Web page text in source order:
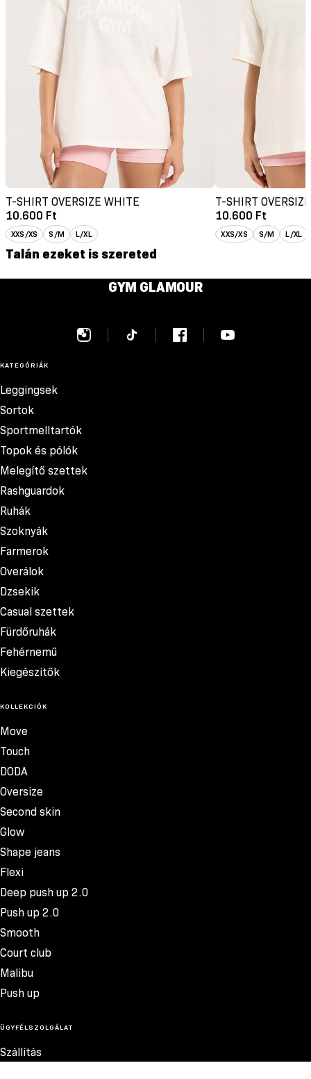
T-SHIRT OVERSIZE WHITE
10.600 Ft
XXS/XS S/M L/XL
T-SHIRT
10.600 Ft
XXS/XS S/M L/XL
Talán ezeket is szereted
GYM GLAMOUR
KATEGÓRIÁK
Leggingsek
Sortok
Sportmelltartók
Topok és pólók
Melegítő szettek
Rashguardok
Ruhák
Szoknyák
Farmerok
Overálok
Dzsekik
Casual szettek
Fürdőruhák
Fehérnemű
Kiegészítők
KOLLEKCIÓK
Move
Touch
DODA
Oversize
Second skin
Glow
Shape jeans
Flexi
Deep push up 2.0
Push up 2.0
Smooth
Court club
Malibu
Push up
ÜGYFÉLSZOLGÁLAT
Szállítás